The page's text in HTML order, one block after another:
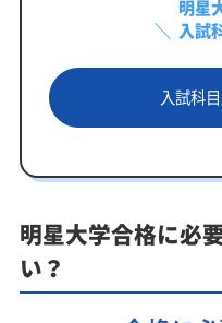
明星
入試
入試科
明星大学合格に必
い？